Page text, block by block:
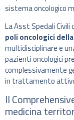
sistema oncologico
La Asst Spedali
poli oncologici
multidisciplinare e
pazienti oncologici
complessivamente
in trattamento
Il
medicina